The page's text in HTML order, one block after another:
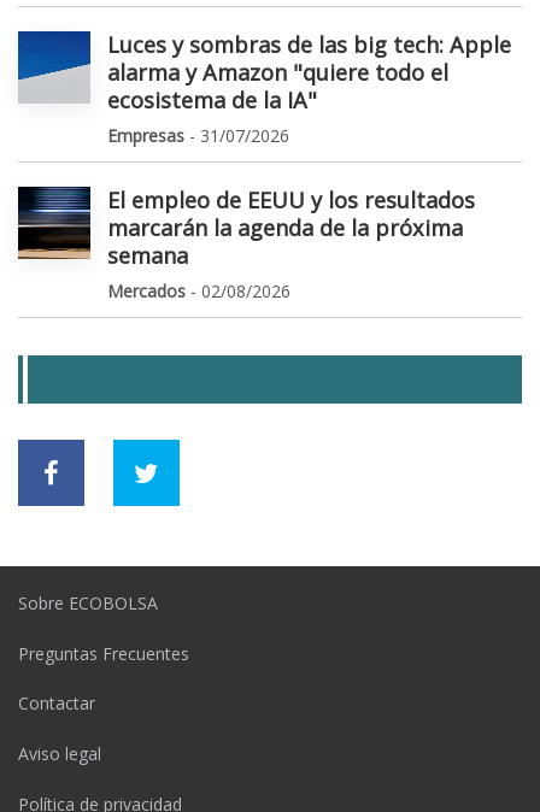
Luces y sombras de las big tech: Apple
alarma y Amazon "quiere todo el
ecosistema de la IA"
Empresas - 31/07/2026
El empleo de EEUU y los resultados
marcarán la agenda de la próxima
semana
Mercados - 02/08/2026
Sobre ECOBOLSA
Preguntas Frecuentes
Contactar
Aviso legal
Política de privacidad